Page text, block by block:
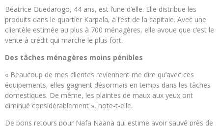
Béatrice Ouedarogo, 44 ans, est l’une d’elle. Elle distribue les
produits dans le quartier Karpala, à l’est de la capitale. Avec une
clientèle estimée au plus à 700 ménagères, elle avoue que c’est le
vente à crédit qui marche le plus fort.
Des tâches ménagères moins pénibles
« Beaucoup de mes clientes reviennent me dire qu’avec ces
équipements, elles gagnent désormais en temps dans les tâches
domestiques. De même, les plaintes de maux aux yeux ont
diminué considérablement », note-t-elle.
De bons retours pour Nafa Naana qui estime avoir sauvé près de